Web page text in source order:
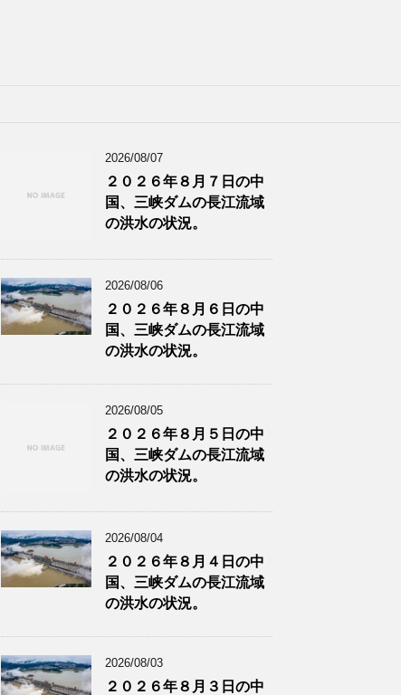
2026/08/07
２０２６年８月７日の中
国、三峡ダムの長江流域
の洪水の状況。
2026/08/06
２０２６年８月６日の中
国、三峡ダムの長江流域
の洪水の状況。
2026/08/05
２０２６年８月５日の中
国、三峡ダムの長江流域
の洪水の状況。
2026/08/04
２０２６年８月４日の中
国、三峡ダムの長江流域
の洪水の状況。
2026/08/03
２０２６年８月３日の中